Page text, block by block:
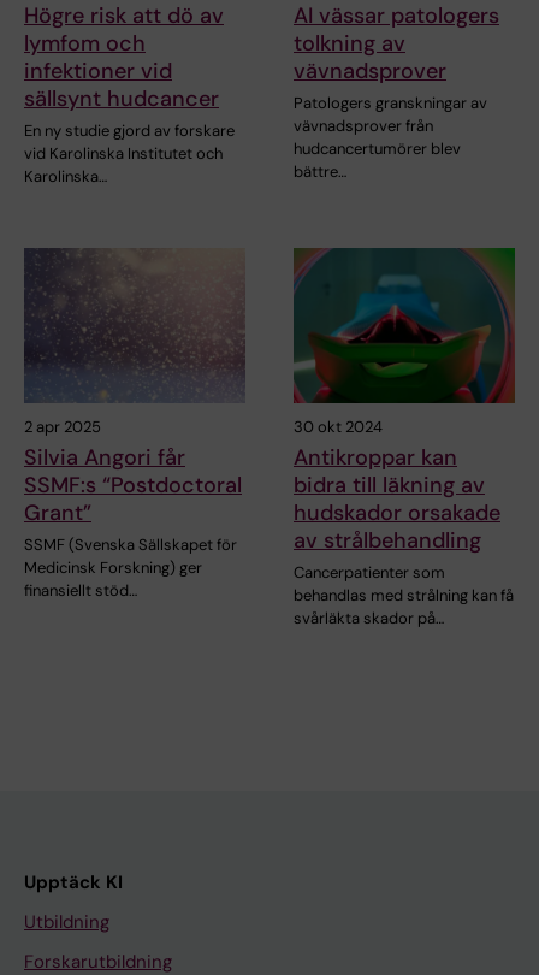
Högre risk att dö av
lymfom och
infektioner vid
sällsynt hudcancer
En ny studie gjord av forskare
vid Karolinska Institutet och
Karolinska…
AI vässar patologers
tolkning av
vävnadsprover
Patologers granskningar av
vävnadsprover från
hudcancertumörer blev
bättre…
2 apr 2025
Silvia Angori får
SSMF:s “Postdoctoral
Grant”
SSMF (Svenska Sällskapet för
Medicinsk Forskning) ger
finansiellt stöd…
30 okt 2024
Antikroppar kan
bidra till läkning av
hudskador orsakade
av strålbehandling
Cancerpatienter som
behandlas med strålning kan få
svårläkta skador på…
Upptäck KI
Utbildning
Forskarutbildning